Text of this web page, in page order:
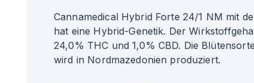
Cannamedical Hybrid Forte 24/1 NM mit
hat eine Hybrid-Genetik. Der
24,0% THC und 1,0% CBD. Die
wird in Nordmazedonien produziert.